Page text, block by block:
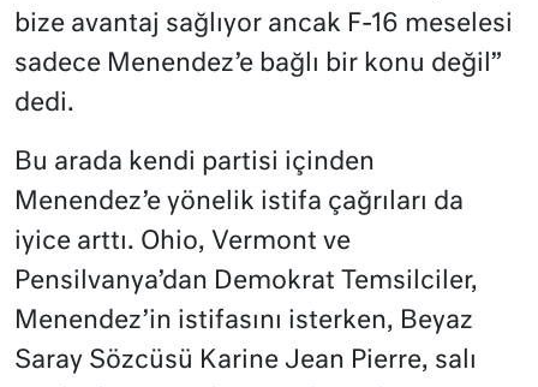
bize avantaj sağlıyor ancak F-16 meselesi
sadece Menendez’e bağlı bir konu değil”
dedi.
Bu arada kendi partisi içinden
Menendez’e yönelik istifa çağrıları da
iyice arttı. Ohio, Vermont ve
Pensilvanya’dan Demokrat Temsilciler,
Menendez’in istifasını isterken, Beyaz
Saray Sözcüsü Karine Jean Pierre, salı